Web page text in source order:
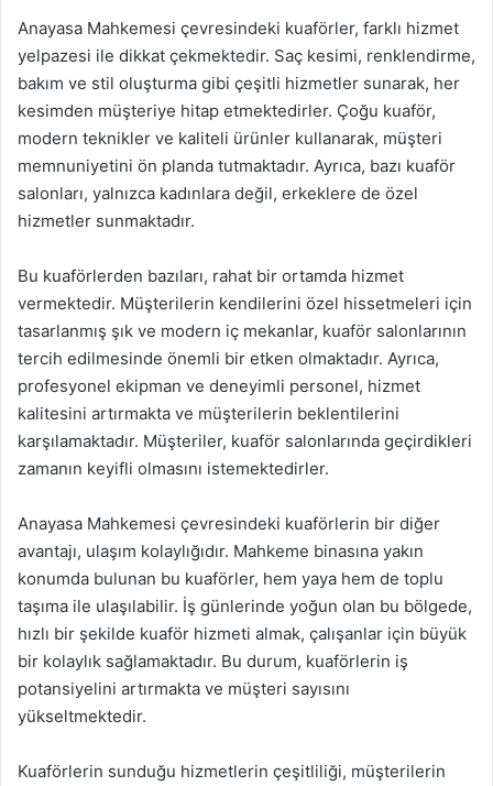
Anayasa Mahkemesi çevresindeki kuaförler, farklı hizmet
yelpazesi ile dikkat çekmektedir. Saç kesimi, renklendirme,
bakım ve stil oluşturma gibi çeşitli hizmetler sunarak, her
kesimden müşteriye hitap etmektedirler. Çoğu kuaför,
modern teknikler ve kaliteli ürünler kullanarak, müşteri
memnuniyetini ön planda tutmaktadır. Ayrıca, bazı kuaför
salonları, yalnızca kadınlara değil, erkeklere de özel
hizmetler sunmaktadır.
Bu kuaförlerden bazıları, rahat bir ortamda hizmet
vermektedir. Müşterilerin kendilerini özel hissetmeleri için
tasarlanmış şık ve modern iç mekanlar, kuaför salonlarının
tercih edilmesinde önemli bir etken olmaktadır. Ayrıca,
profesyonel ekipman ve deneyimli personel, hizmet
kalitesini artırmakta ve müşterilerin beklentilerini
karşılamaktadır. Müşteriler, kuaför salonlarında geçirdikleri
zamanın keyifli olmasını istemektedirler.
Anayasa Mahkemesi çevresindeki kuaförlerin bir diğer
avantajı, ulaşım kolaylığıdır. Mahkeme binasına yakın
konumda bulunan bu kuaförler, hem yaya hem de toplu
taşıma ile ulaşılabilir. İş günlerinde yoğun olan bu bölgede,
hızlı bir şekilde kuaför hizmeti almak, çalışanlar için büyük
bir kolaylık sağlamaktadır. Bu durum, kuaförlerin iş
potansiyelini artırmakta ve müşteri sayısını
yükseltmektedir.
Kuaförlerin sunduğu hizmetlerin çeşitliliği, müşterilerin